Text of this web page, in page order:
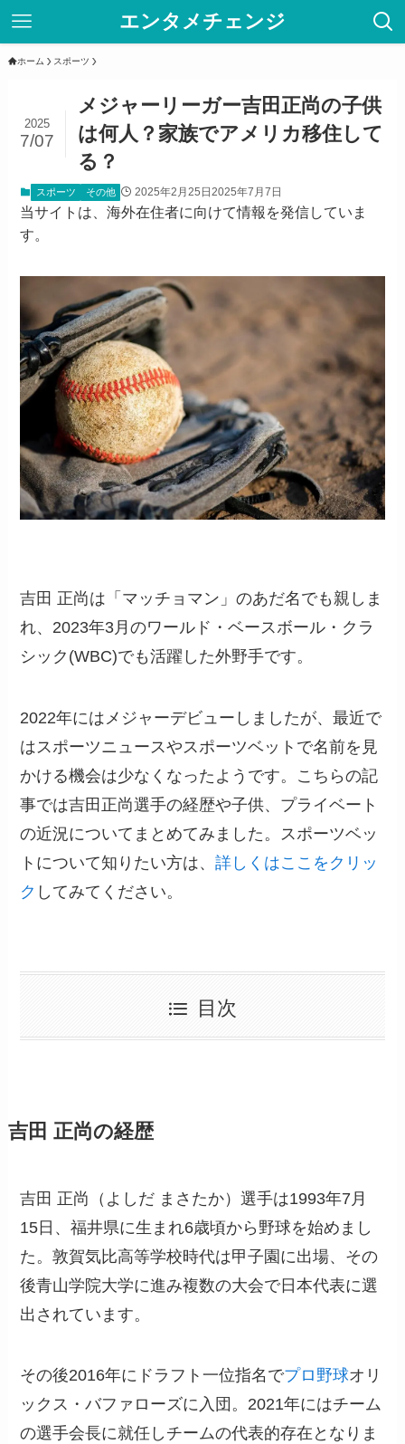
エンタメチェンジ
ホーム スポーツ
メジャーリーガー吉田正尚の子供
は何人？家族でアメリカ移住して
る？
2025
7/07
スポーツ その他 2025年2月25日2025年7月7日
当サイトは、海外在住者に向けて情報を発信していま
す。
吉田 正尚は「マッチョマン」のあだ名でも親しま
れ、2023年3月のワールド・ベースボール・クラ
シック(WBC)でも活躍した外野手です。
2022年にはメジャーデビューしましたが、最近で
はスポーツニュースやスポーツベットで名前を見
かける機会は少なくなったようです。こちらの記
事では吉田正尚選手の経歴や子供、プライベート
の近況についてまとめてみました。スポーツベッ
トについて知りたい方は、詳しくはここをクリッ
ク してみてください。
目次
吉田 正尚の経歴
吉田 正尚（よしだ まさたか）選手は1993年7月
15日、福井県に生まれ6歳頃から野球を始めまし
た。敦賀気比高等学校時代は甲子園に出場、その
後青山学院大学に進み複数の大会で日本代表に選
出されています。
その後2016年にドラフト一位指名でプロ野球オリ
ックス・バファローズに入団。2021年にはチーム
の選手会長に就任しチームの代表的存在となりま